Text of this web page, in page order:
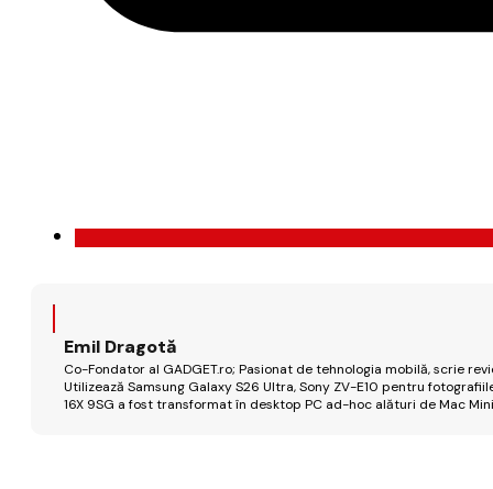
Emil Dragotă
Co-Fondator al GADGET.ro; Pasionat de tehnologia mobilă, scrie
Utilizează Samsung Galaxy S26 Ultra, Sony ZV-E10 pentru
16X 9SG a fost transformat în desktop PC ad-hoc alături de Mac